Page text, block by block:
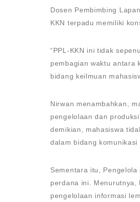
Dosen Pembimbing
KKN terpadu memiliki
“PPL-KKN ini tidak
pembagian waktu antara
bidang keilmuan
Nirwan menambahkan,
pengelolaan dan
demikian, mahasiswa
dalam bidang komunikasi
Sementara itu,
perdana ini. Menurutnya,
pengelolaan informasi